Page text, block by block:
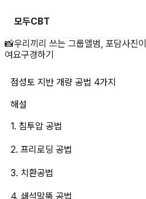
모두CBT
점성토 지반 개량
📸우리끼리 쓰는 그룹앨범, 포담사진
여요구경하기
점성토 지반 개량 공법 4가지
해설
1. 침투압 공법
2. 프리로딩 공법
3. 치환공법
4. 쇄석말뚝 공법